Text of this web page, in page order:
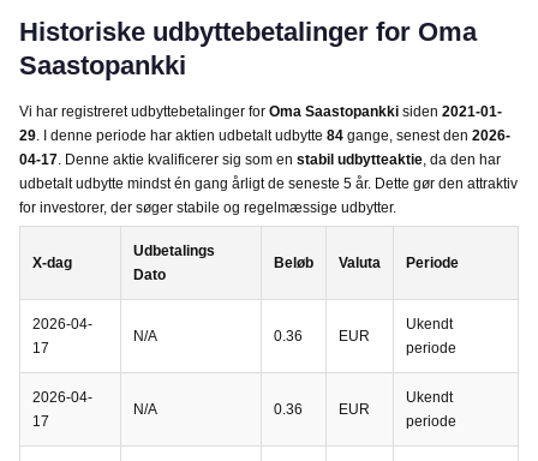
Historiske udbyttebetalinger for Oma
Saastopankki
Vi har registreret udbyttebetalinger for Oma Saastopankki siden 2021-01-
29. I denne periode har aktien udbetalt udbytte 84 gange, senest den 2026-
04-17. Denne aktie kvalificerer sig som en stabil udbytteaktie, da den har
udbetalt udbytte mindst én gang årligt de seneste 5 år. Dette gør den attraktiv
for investorer, der søger stabile og regelmæssige udbytter.
X-dag
Udbetalings
Dato
Beløb Valuta Periode
2026-04-
17
N/A 0.36 EUR
Ukendt
periode
2026-04-
17
N/A 0.36 EUR
Ukendt
periode